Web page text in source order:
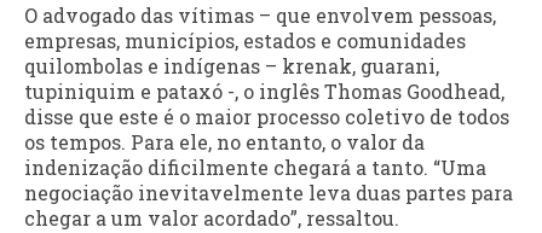
O advogado das vítimas – que envolvem pessoas,
empresas, municípios, estados e comunidades
quilombolas e indígenas – krenak, guarani,
tupiniquim e pataxó -, o inglês Thomas Goodhead,
disse que este é o maior processo coletivo de todos
os tempos. Para ele, no entanto, o valor da
indenização dificilmente chegará a tanto. “Uma
negociação inevitavelmente leva duas partes para
chegar a um valor acordado”, ressaltou.